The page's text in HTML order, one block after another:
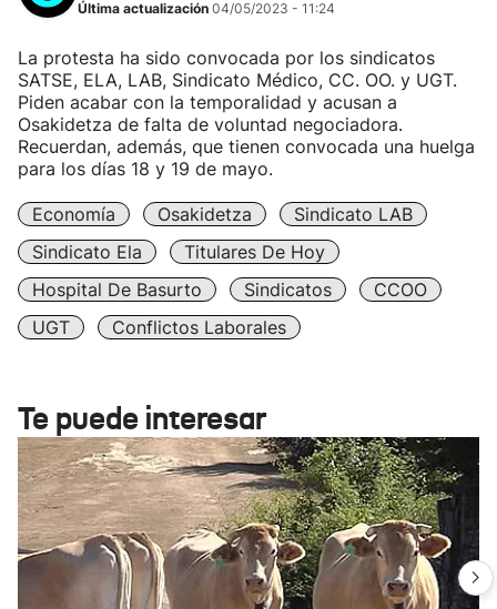
Última actualización 04/05/2023 - 11:24
La protesta ha sido convocada por los sindicatos
SATSE, ELA, LAB, Sindicato Médico, CC. OO. y UGT.
Piden acabar con la temporalidad y acusan a
Osakidetza de falta de voluntad negociadora.
Recuerdan, además, que tienen convocada una huelga
para los días 18 y 19 de mayo.
Economía Osakidetza
Sindicato LAB
Sindicato Ela
Titulares De Hoy
Hospital De Basurto
Sindicatos
CCOO
UGT
Conflictos Laborales
Te puede interesar